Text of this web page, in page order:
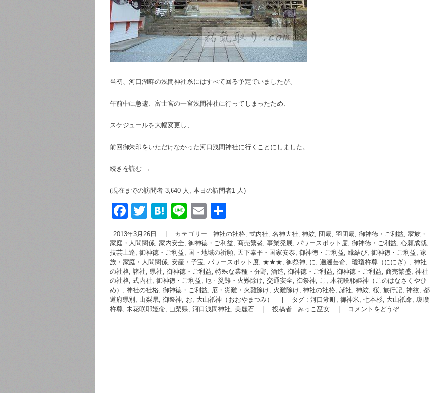
当初、河口湖畔の浅間神社系にはすべて回る予定でいましたが、
午前中に急遽、富士宮の一宮浅間神社に行ってしまったため、
スケジュールを大幅変更し、
前回御朱印をいただけなかった河口浅間神社に行くことにしました。
続きを読む →
(現在までの訪問者 3,640 人, 本日の訪問者1 人)
F
a
c
e
b
o
o
T
wi
tt
er
H
e
n
a
Li
n
e
E
m
ail
有
2013年3月26日 カテゴリー : 神社の社格, 式内社, 名神大社, 神紋, 団扇, 羽団扇, 御神徳・ご利益, 家族・
家庭・人間関係, 家内安全, 御神徳・ご利益, 商売繁盛, 事業発展, パワースポット度, 御神徳・ご利益, 心願成就,
技芸上達, 御神徳・ご利益, 国・地域の祈願, 天下泰平・国家安泰, 御神徳・ご利益, 縁結び, 御神徳・ご利益, 家
族・家庭・人間関係, 安産・子宝, パワースポット度, ★★★, 御祭神, に, 邇邇芸命、瓊瓊杵尊（ににぎ） , 神社
の社格, 諸社, 県社, 御神徳・ご利益, 特殊な業種・分野, 酒造, 御神徳・ご利益, 御神徳・ご利益, 商売繁盛, 神社
の社格, 式内社, 御神徳・ご利益, 厄・災難・火難除け, 交通安全, 御祭神, こ, 木花咲耶姫神（このはなさくやひ
め） , 神社の社格, 御神徳・ご利益, 厄・災難・火難除け, 火難除け, 神社の社格, 諸社, 神紋, 桜, 旅行記, 神紋, 都
道府県別, 山梨県, 御祭神, お, 大山祇神（おおやまつみ） タグ : 河口湖町, 御神米, 七本杉, 大山祇命, 瓊瓊
杵尊, 木花咲耶姫命, 山梨県, 河口浅間神社, 美麗石 投稿者 : みっこ巫女 コメントをどうぞ